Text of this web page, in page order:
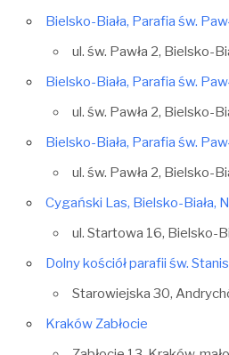
Bielsko-Biała, Parafia św.
ul. św. Pawła 2, Bielsko-
Bielsko-Biała, Parafia św.
ul. św. Pawła 2, Bielsko-
Bielsko-Biała, Parafia św.
ul. św. Pawła 2, Bielsko-
Cygański Las, Bielsko-Biała,
ul. Startowa 16, Bielsko-
Dolny kościół parafii św.
Starowiejska 30,
Kraków Zabłocie